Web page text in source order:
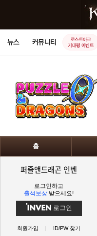
뉴스 커뮤니티
로스트아크
기대평 이벤트
홈
퍼즐앤드래곤 인벤
로그인하고
출석보상 받으세요!
로그인
회원가입 ID/PW 찾기